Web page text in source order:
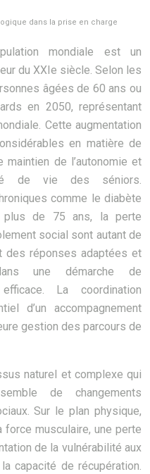
dans la prise en charge
mondiale est un
du XXIe siècle. Selon les
âgées de 60 ans ou
en 2050, représentant
Cette augmentation
en matière de
de l’autonomie et
de vie des séniors.
comme le diabète
plus de 75 ans, la perte
social sont autant de
des réponses adaptées et
une démarche de
La coordination
d’un accompagnement
gestion des parcours de
naturel et complexe qui
de changements
Sur le plan physique,
musculaire, une perte
de la vulnérabilité aux
capacité de récupération.